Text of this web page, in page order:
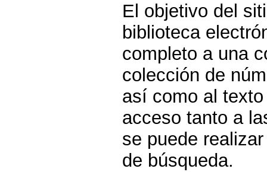
El objetivo del
biblioteca
completo a una
colección de
así como al
acceso tanto a
se puede
de búsqueda.